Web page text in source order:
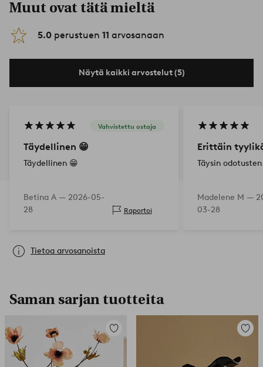
Muut ovat tätä mieltä
5.0 perustuen 11 arvosanaan
Näytä kaikki arvostelut (5)
Vahvistettu ostaja
Täydellinen 😁
Täydellinen 😁
Betina A — 2026-05-
28
Raportoi
Erittäin
Täysin
Madelene M —
03-28
Tietoa arvosanoista
Saman sarjan tuotteita
Lisää
suosikkeihin
Lisää